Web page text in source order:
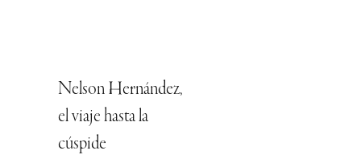
Nelson Hernández,
el viaje hasta la
cúspide